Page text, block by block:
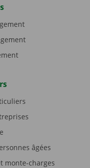
âgées
monte-charges